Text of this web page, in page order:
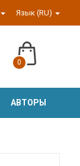
Язык (RU)
0
АВТОРЫ